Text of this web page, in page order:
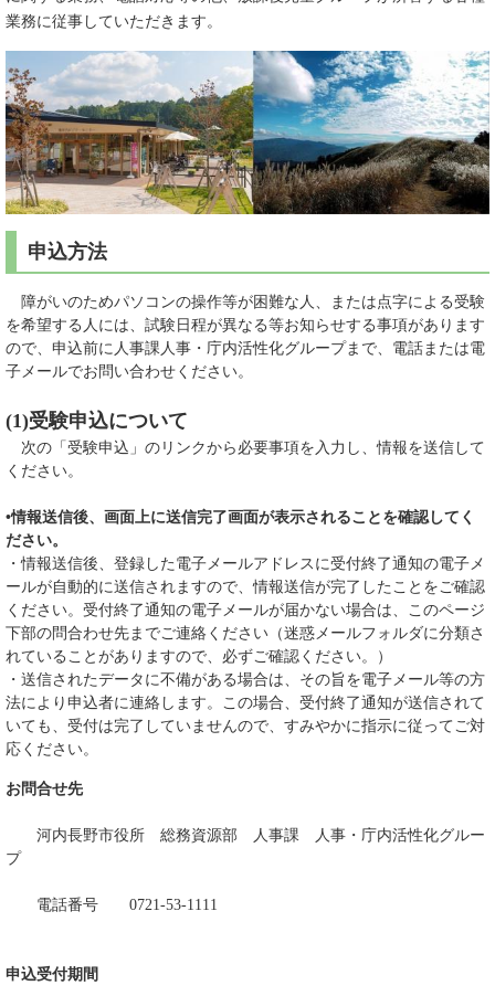
業務に従事していただきます。
申込方法
障がいのためパソコンの操作等が困難な人、または点字による受験
を希望する人には、試験日程が異なる等お知らせする事項があります
ので、申込前に人事課人事・庁内活性化グループまで、電話または電
子メールでお問い合わせください。
(1)受験申込について
次の「受験申込」のリンクから必要事項を入力し、情報を送信して
ください。
•情報送信後、画面上に送信完了画面が表示されることを確認してく
ださい。
・情報送信後、登録した電子メールアドレスに受付終了通知の電子メ
ールが自動的に送信されますので、情報送信が完了したことをご確認
ください。受付終了通知の電子メールが届かない場合は、このページ
下部の問合わせ先までご連絡ください（迷惑メールフォルダに分類さ
れていることがありますので、必ずご確認ください。）
・送信されたデータに不備がある場合は、その旨を電子メール等の方
法により申込者に連絡します。この場合、受付終了通知が送信されて
いても、受付は完了していませんので、すみやかに指示に従ってご対
応ください。
お問合せ先
河内長野市役所 総務資源部 人事課 人事・庁内活性化グルー
プ
電話番号 0721-53-1111
申込受付期間